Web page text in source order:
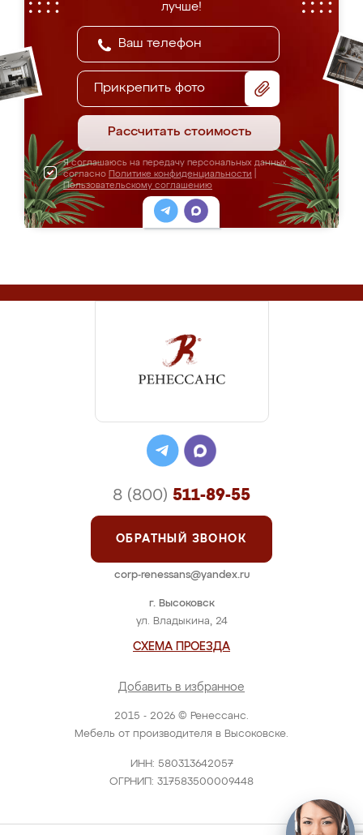
лучше!
Прикрепить фото
Рассчитать стоимость
Я соглашаюсь на передачу персональных данных
согласно Политике конфиденциальности
Пользовательскому соглашению
2015 - 2026 © Ренессанс.
Мебель от производителя в Высоковске.
ИНН: 580313642057
ОГРНИП: 317583500009448
г. Высоковск
ул. Владыкина, 24
СХЕМА ПРОЕЗДА
Добавить в избранное
8 (800) 511-89-55
ОБРАТНЫЙ ЗВОНОК
corp-renessans@yandex.ru